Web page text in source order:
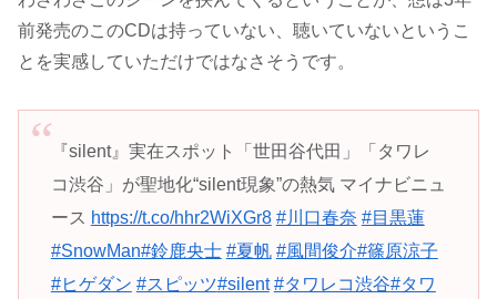
前発売のこのCDは持っていない、聴いていないというこ
とを実感していただけではなさそうです。
『silent』実在スポット「世田谷代田」「タワレ
コ渋谷」が聖地化“silent現象”の熱気 マイナビニュ
ース https://t.co/hhr2WiXGr8 #川口春奈 #目黒蓮
#SnowMan#鈴鹿央士 #夏帆 #風間俊介#篠原涼子
#ヒゲダン #スピッツ#silent #タワレコ渋谷#タワ